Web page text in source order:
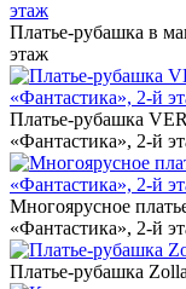
Платье-рубашка в
этаж
Платье-рубашка
«Фантастика», 2-й
Многоярусное
«Фантастика», 2-й
Платье-рубашка